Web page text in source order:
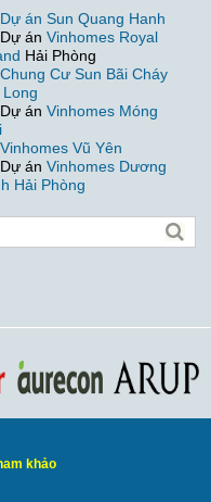
Dự án Sun Quang Hanh
Dự án Vinhomes Royal
Hải Phòng
Chung Cư Sun Bãi Cháy
Long
Dự án Vinhomes Móng
Vinhomes Vũ Yên
Dự án Vinhomes Dương
Hải Phòng
khảo